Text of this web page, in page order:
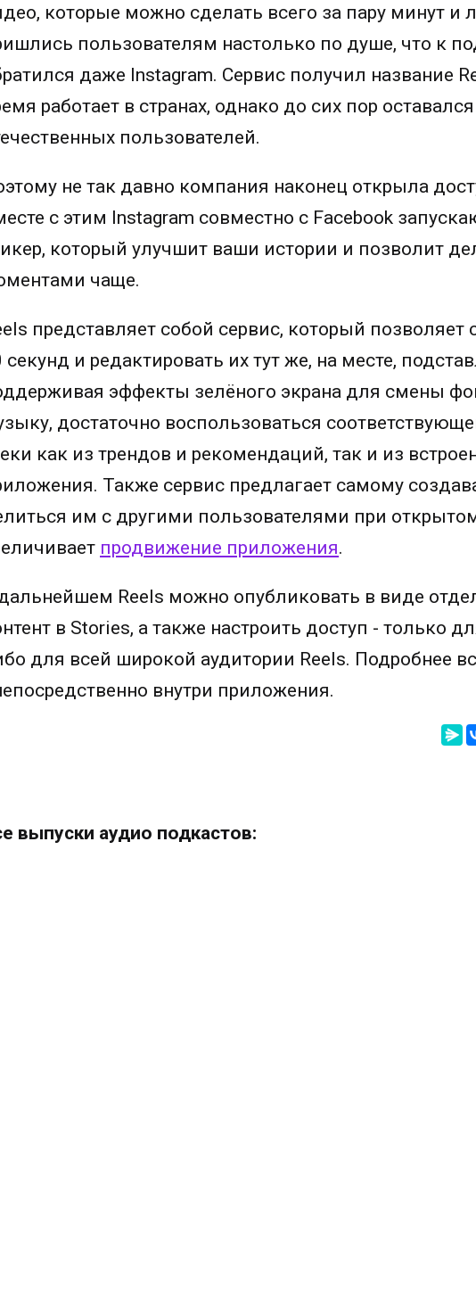
которые можно сделать всего за пару минут и
пользователям настолько по душе, что к
даже Instagram. Сервис получил название
работает в странах, однако до сих пор
пользователей.
не так давно компания наконец открыла
с этим Instagram совместно с Facebook
который улучшит ваши истории и позволит
чаще.
представляет собой сервис, который
секунд и редактировать их тут же, на месте,
эффекты зелёного экрана для смены
достаточно воспользоваться
как из трендов и рекомендаций, так и из
Также сервис предлагает самому
им с другими пользователями при открытом
продвижение приложения.
Reels можно опубликовать в виде
в Stories, а также настроить доступ - только
для всей широкой аудитории Reels. Подробнее
внутри приложения.
выпуски аудио подкастов: